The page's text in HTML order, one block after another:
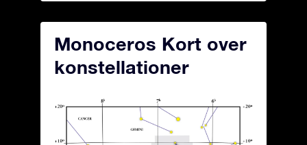
Monoceros Kort over
konstellationer